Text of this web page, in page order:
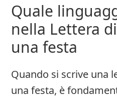
Quale
nella Lettera
una festa
Quando si scrive una
una festa, è